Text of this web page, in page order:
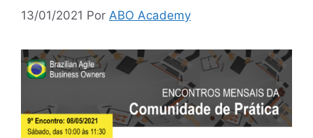
13/01/2021 Por ABO Academy